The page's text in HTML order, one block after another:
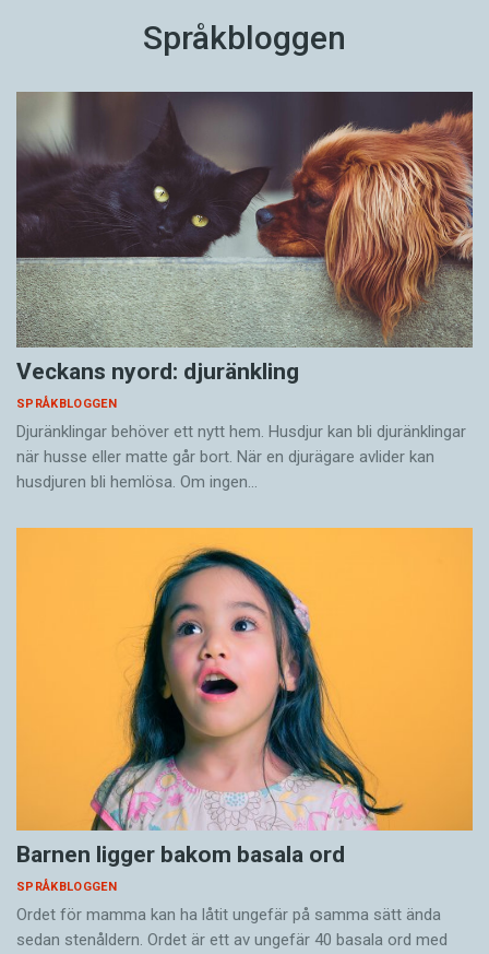
Språkbloggen
Veckans nyord: djuränkling
SPRÅKBLOGGEN
Djuränklingar behöver ett nytt hem. Husdjur kan bli djuränklingar
när husse eller matte går bort. När en djurägare avlider kan
husdjuren bli hemlösa. Om ingen…
Barnen ligger bakom basala ord
SPRÅKBLOGGEN
Ordet för mamma kan ha låtit ungefär på samma sätt ända
sedan stenåldern. Ordet är ett av ungefär 40 basala ord med